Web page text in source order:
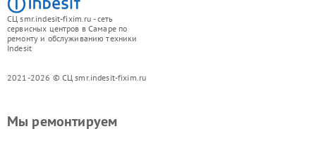
СЦ smr.indesit-fixim.ru - сеть
сервисных центров в Самаре по
ремонту и обслуживанию техники
Indesit
2021-2026 © СЦ smr.indesit-fixim.ru
Мы ремонтируем